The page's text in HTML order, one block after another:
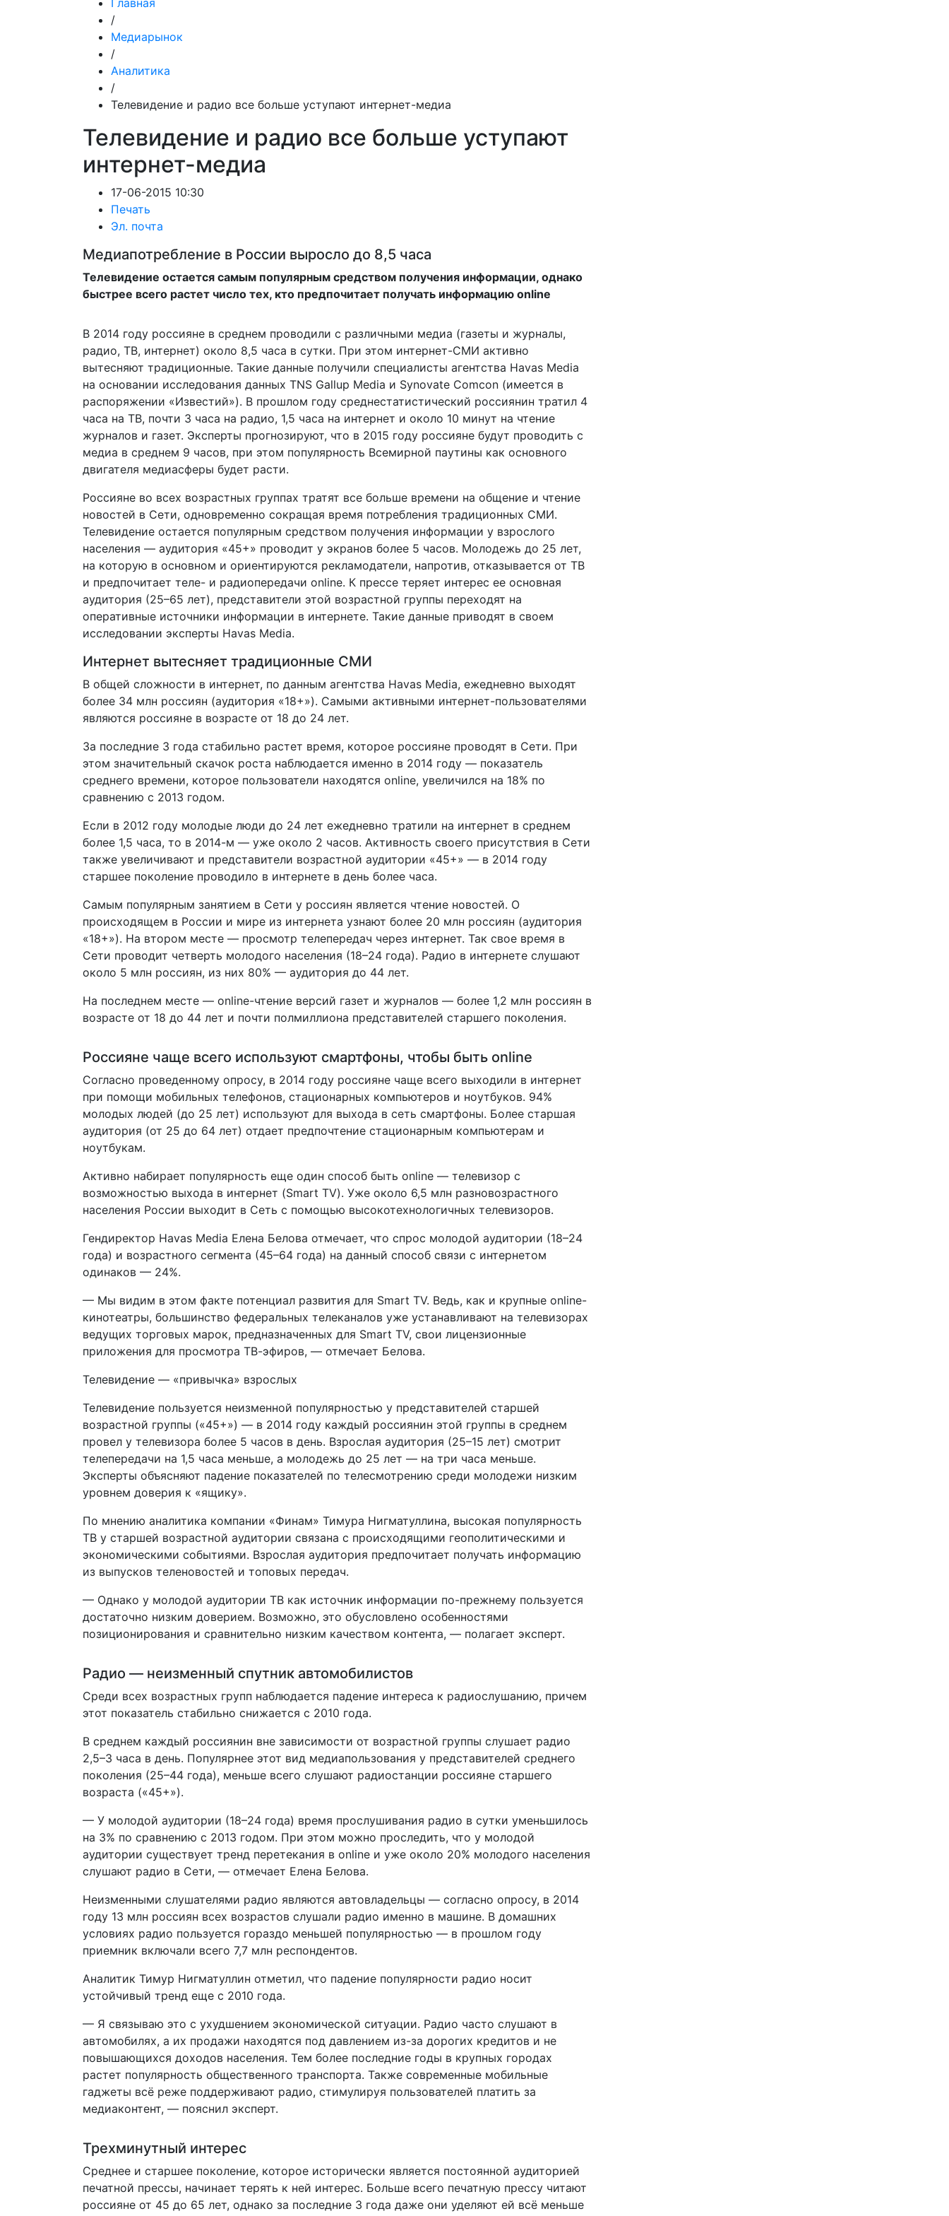
Главная
/
Медиарынок
/
Аналитика
/
Телевидение и радио все больше уступают интернет-медиа
Телевидение и радио все больше уступают
интернет-медиа
17-06-2015 10:30
Печать
Эл. почта
Медиапотребление в России выросло до 8,5 часа
Телевидение остается самым популярным средством получения информации, однако
быстрее всего растет число тех, кто предпочитает получать информацию online
В 2014 году россияне в среднем проводили с различными медиа (газеты и журналы,
радио, ТВ, интернет) около 8,5 часа в сутки. При этом интернет-СМИ активно
вытесняют традиционные. Такие данные получили специалисты агентства Havas Media
на основании исследования данных TNS Gallup Media и Synovate Comcon (имеется в
распоряжении «Известий»). В прошлом году среднестатистический россиянин тратил 4
часа на ТВ, почти 3 часа на радио, 1,5 часа на интернет и около 10 минут на чтение
журналов и газет. Эксперты прогнозируют, что в 2015 году россияне будут проводить с
медиа в среднем 9 часов, при этом популярность Всемирной паутины как основного
двигателя медиасферы будет расти.
Россияне во всех возрастных группах тратят все больше времени на общение и чтение
новостей в Сети, одновременно сокращая время потребления традиционных СМИ.
Телевидение остается популярным средством получения информации у взрослого
населения — аудитория «45+» проводит у экранов более 5 часов. Молодежь до 25 лет,
на которую в основном и ориентируются рекламодатели, напротив, отказывается от ТВ
и предпочитает теле- и радиопередачи online. К прессе теряет интерес ее основная
аудитория (25–65 лет), представители этой возрастной группы переходят на
оперативные источники информации в интернете. Такие данные приводят в своем
исследовании эксперты Havas Media.
Интернет вытесняет традиционные СМИ
В общей сложности в интернет, по данным агентства Havas Media, ежедневно выходят
более 34 млн россиян (аудитория «18+»). Самыми активными интернет-пользователями
являются россияне в возрасте от 18 до 24 лет.
За последние 3 года стабильно растет время, которое россияне проводят в Сети. При
этом значительный скачок роста наблюдается именно в 2014 году — показатель
среднего времени, которое пользователи находятся online, увеличился на 18% по
сравнению с 2013 годом.
Если в 2012 году молодые люди до 24 лет ежедневно тратили на интернет в среднем
более 1,5 часа, то в 2014-м — уже около 2 часов. Активность своего присутствия в Сети
также увеличивают и представители возрастной аудитории «45+» — в 2014 году
старшее поколение проводило в интернете в день более часа.
Самым популярным занятием в Сети у россиян является чтение новостей. О
происходящем в России и мире из интернета узнают более 20 млн россиян (аудитория
«18+»). На втором месте — просмотр телепередач через интернет. Так свое время в
Сети проводит четверть молодого населения (18–24 года). Радио в интернете слушают
около 5 млн россиян, из них 80% — аудитория до 44 лет.
На последнем месте — online-чтение версий газет и журналов — более 1,2 млн россиян в
возрасте от 18 до 44 лет и почти полмиллиона представителей старшего поколения.
Россияне чаще всего используют смартфоны, чтобы быть online
Согласно проведенному опросу, в 2014 году россияне чаще всего выходили в интернет
при помощи мобильных телефонов, стационарных компьютеров и ноутбуков. 94%
молодых людей (до 25 лет) используют для выхода в сеть смартфоны. Более старшая
аудитория (от 25 до 64 лет) отдает предпочтение стационарным компьютерам и
ноутбукам.
Активно набирает популярность еще один способ быть online — телевизор с
возможностью выхода в интернет (Smart TV). Уже около 6,5 млн разновозрастного
населения России выходит в Сеть с помощью высокотехнологичных телевизоров.
Гендиректор Havas Media Елена Белова отмечает, что спрос молодой аудитории (18–24
года) и возрастного сегмента (45–64 года) на данный способ связи с интернетом
одинаков — 24%.
— Мы видим в этом факте потенциал развития для Smart TV. Ведь, как и крупные online-
кинотеатры, большинство федеральных телеканалов уже устанавливают на телевизорах
ведущих торговых марок, предназначенных для Smart TV, свои лицензионные
приложения для просмотра ТВ-эфиров, — отмечает Белова.
Телевидение — «привычка» взрослых
Телевидение пользуется неизменной популярностью у представителей старшей
возрастной группы («45+») — в 2014 году каждый россиянин этой группы в среднем
провел у телевизора более 5 часов в день. Взрослая аудитория (25–15 лет) смотрит
телепередачи на 1,5 часа меньше, а молодежь до 25 лет — на три часа меньше.
Эксперты объясняют падение показателей по телесмотрению среди молодежи низким
уровнем доверия к «ящику».
По мнению аналитика компании «Финам» Тимура Нигматуллина, высокая популярность
ТВ у старшей возрастной аудитории связана с происходящими геополитическими и
экономическими событиями. Взрослая аудитория предпочитает получать информацию
из выпусков теленовостей и топовых передач.
— Однако у молодой аудитории ТВ как источник информации по-прежнему пользуется
достаточно низким доверием. Возможно, это обусловлено особенностями
позиционирования и сравнительно низким качеством контента, — полагает эксперт.
Радио — неизменный спутник автомобилистов
Среди всех возрастных групп наблюдается падение интереса к радиослушанию, причем
этот показатель стабильно снижается с 2010 года.
В среднем каждый россиянин вне зависимости от возрастной группы слушает радио
2,5–3 часа в день. Популярнее этот вид медиапользования у представителей среднего
поколения (25–44 года), меньше всего слушают радиостанции россияне старшего
возраста («45+»).
— У молодой аудитории (18–24 года) время прослушивания радио в сутки уменьшилось
на 3% по сравнению с 2013 годом. При этом можно проследить, что у молодой
аудитории существует тренд перетекания в online и уже около 20% молодого населения
слушают радио в Сети, — отмечает Елена Белова.
Неизменными слушателями радио являются автовладельцы — согласно опросу, в 2014
году 13 млн россиян всех возрастов слушали радио именно в машине. В домашних
условиях радио пользуется гораздо меньшей популярностью — в прошлом году
приемник включали всего 7,7 млн респондентов.
Аналитик Тимур Нигматуллин отметил, что падение популярности радио носит
устойчивый тренд еще с 2010 года.
— Я связываю это с ухудшением экономической ситуации. Радио часто слушают в
автомобилях, а их продажи находятся под давлением из-за дорогих кредитов и не
повышающихся доходов населения. Тем более последние годы в крупных городах
растет популярность общественного транспорта. Также современные мобильные
гаджеты всё реже поддерживают радио, стимулируя пользователей платить за
медиаконтент, — пояснил эксперт.
Трехминутный интерес
Среднее и старшее поколение, которое исторически является постоянной аудиторией
печатной прессы, начинает терять к ней интерес. Больше всего печатную прессу читают
россияне от 45 до 65 лет, однако за последние 3 года даже они уделяют ей всё меньше